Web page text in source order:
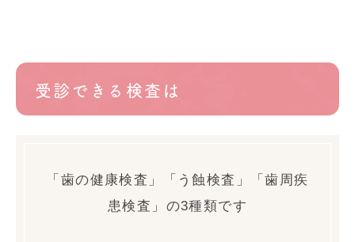
受診できる検査は
「歯の健康検査」「う蝕検査」「歯周疾
患検査」の3種類です